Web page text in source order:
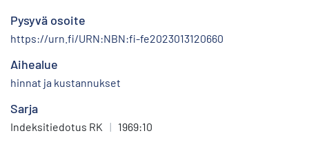
Pysyvä osoite
https://urn.fi/URN:NBN:fi-fe2023013120660
Aihealue
hinnat ja kustannukset
Sarja
Indeksitiedotus RK | 1969:10